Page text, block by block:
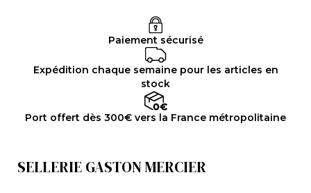
Paiement sécurisé
Expédition chaque semaine pour les articles en
stock
Port offert dès 300€ vers la France métropolitaine
SELLERIE GASTON MERCIER